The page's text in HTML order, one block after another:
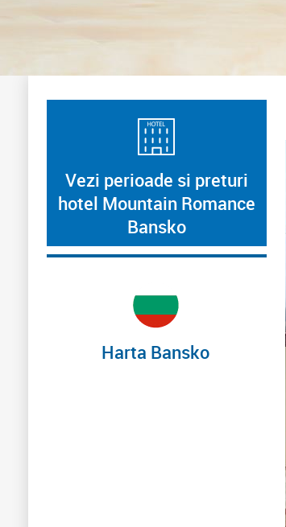
Vezi perioade si preturi
hotel Mountain Romance
Bansko
Harta Bansko